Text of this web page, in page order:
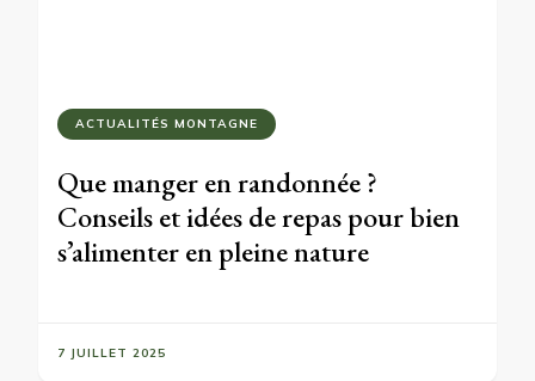
ACTUALITÉS MONTAGNE
Que manger en randonnée ?
Conseils et idées de repas pour bien
s’alimenter en pleine nature
7 JUILLET 2025